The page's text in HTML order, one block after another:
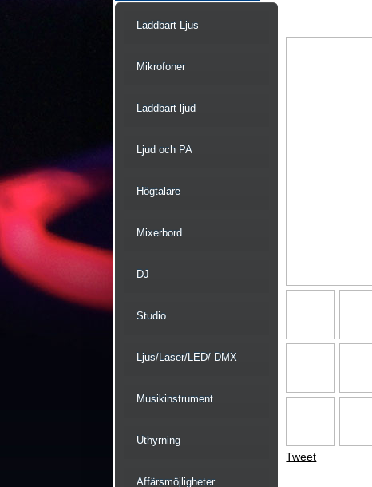
Laddbart Ljus
Mikrofoner
Laddbart ljud
Ljud och PA
Högtalare
Mixerbord
DJ
Studio
Ljus/Laser/LED/ DMX
Musikinstrument
Uthyrning
Affärsmöjligheter
Tweet